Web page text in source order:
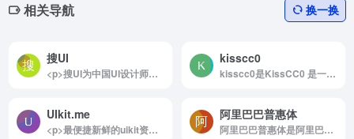
相关导航 换一换
搜UI
<p>搜UI为中国UI设计师提供专业的UI设计作品交易平台。打造国内优质的UI设计作品交易，售卖，下载，学习，交流社区网站。聚合ui设计，ui素材、ui设计教程，界面设计，交互设计，网页设计，图标等UI设计模板资源，为UI设计师减少70%加班时间。</p>
kisscc0
kisscc0是KissCC0 是一个拥有成千上万的 CC0 授权图片、易于搜索的图片库网站。
UIkit.me
<p>最便捷新鲜的uikit资源下载网站</p>
阿里巴巴普惠体
阿里巴巴普惠体是阿里巴巴普惠体是阿里巴巴在 ...